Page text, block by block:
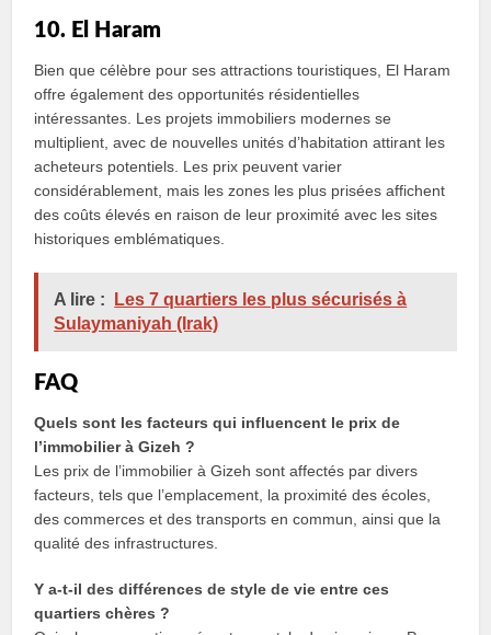
10. El Haram
Bien que célèbre pour ses attractions touristiques, El Haram
offre également des opportunités résidentielles
intéressantes. Les projets immobiliers modernes se
multiplient, avec de nouvelles unités d’habitation attirant les
acheteurs potentiels. Les prix peuvent varier
considérablement, mais les zones les plus prisées affichent
des coûts élevés en raison de leur proximité avec les sites
historiques emblématiques.
A lire :
Les 7 quartiers les plus sécurisés à
Sulaymaniyah (Irak)
FAQ
Quels sont les facteurs qui influencent le prix de
l’immobilier à Gizeh ?
Les prix de l’immobilier à Gizeh sont affectés par divers
facteurs, tels que l’emplacement, la proximité des écoles,
des commerces et des transports en commun, ainsi que la
qualité des infrastructures.
Y a-t-il des différences de style de vie entre ces
quartiers chères ?